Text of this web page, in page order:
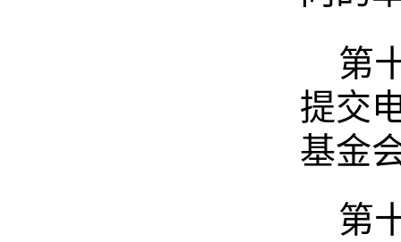
第
提交
基金
第